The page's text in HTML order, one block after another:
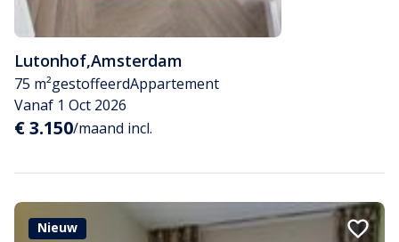
Lutonhof,Amsterdam
75 m²gestoffeerdAppartement
Vanaf 1 Oct 2026
€ 3.150/maand incl.
Nieuw